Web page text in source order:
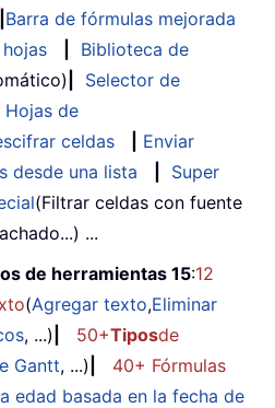
Barra de fórmulas mejorada
Biblioteca de
Selector de
Hojas de
celdas
Enviar
desde una lista
Super
(Filtrar celdas con fuente
...
de herramientas 15:12
(Agregar texto,Eliminar
, ...) 50+Tiposde
Gantt, ...)
40+ Fórmulas
edad basada en la fecha de